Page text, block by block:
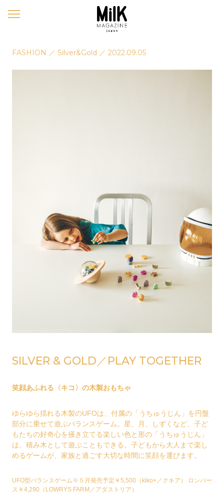
メ
FASHION ／ Silver&Gold ／ 2022.09.05
SILVER & GOLD／PLAY TOGETHER
笑顔あふれる〈キコ〉の木製おもちゃ
ゆらゆら揺れる木製のUFOは、付属の「うちゅうじん」を円盤
部分に乗せて遊ぶバランスゲーム。星、月、しずくなど、子ど
もたちの好奇心を掻き立てる楽しい色と形の「うちゅうじん」
は、積み木として遊ぶこともできる。子どもから大人まで楽し
めるゲームが、家族と過ごす大切な時間に笑顔を運びます。
UFO型バランスゲーム※５月発売予定￥5,500（kiko+／クキア） ロンパー
ス￥4,290（LOWRYS FARM／アダストリア）